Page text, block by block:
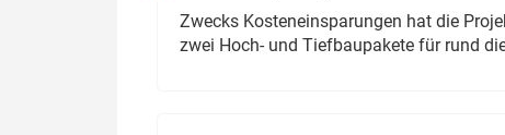
Zwecks Kosteneinsparungen hat die
zwei Hoch- und Tiefbaupakete für rund